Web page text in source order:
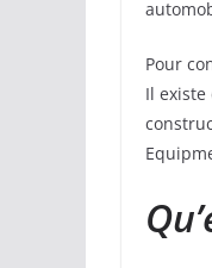
Pour
Il